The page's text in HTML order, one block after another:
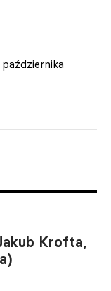
Krofta,